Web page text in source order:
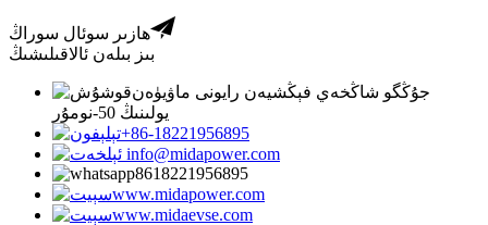
ھازىر سوئال سوراڭ
بىز بىلەن ئالاقىلىشىڭ
جۇڭگو شاڭخەي فېڭشيەن رايونى ماۋيۈەن
يولىنىڭ 50-نومۇر
+86-18221956895
info@midapower.com
8618221956895
www.midapower.com
www.midaevse.com